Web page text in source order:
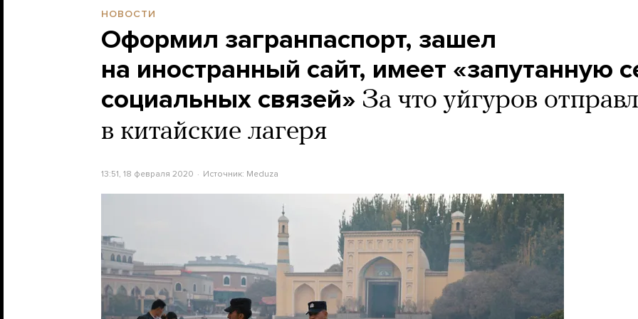
НОВОСТИ
Оформил загранпаспорт, зашел
на иностранный сайт, имеет «запутанную
социальных связей» За что уйгуров
в китайские лагеря
13:51, 18 февраля 2020 Источник: Meduza